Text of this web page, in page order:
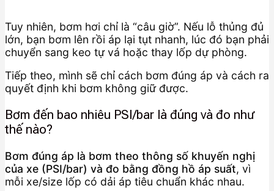
Tuy nhiên, bơm hơi chỉ là “câu giờ”. Nếu lỗ thủng đủ
lớn, bạn bơm lên rồi áp lại tụt nhanh, lúc đó bạn phải
chuyển sang keo tự vá hoặc thay lốp dự phòng.
Tiếp theo, mình sẽ chỉ cách bơm đúng áp và cách ra
quyết định khi bơm không giữ được.
Bơm đến bao nhiêu PSI/bar là đúng và đo như
thế nào?
Bơm đúng áp là bơm theo thông số khuyến nghị
của xe (PSI/bar) và đo bằng đồng hồ áp suất, vì
mỗi xe/size lốp có dải áp tiêu chuẩn khác nhau.